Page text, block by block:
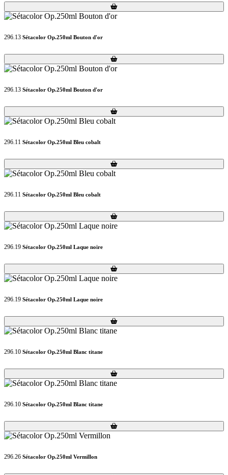
Loading...
Loading...
296.13 Sétacolor Op.250ml Bouton d'or
Loading...
Loading...
296.13 Sétacolor Op.250ml Bouton d'or
Loading...
Loading...
296.11 Sétacolor Op.250ml Bleu cobalt
Loading...
Loading...
296.11 Sétacolor Op.250ml Bleu cobalt
Loading...
Loading...
296.19 Sétacolor Op.250ml Laque noire
Loading...
Loading...
296.19 Sétacolor Op.250ml Laque noire
Loading...
Loading...
296.10 Sétacolor Op.250ml Blanc titane
Loading...
Loading...
296.10 Sétacolor Op.250ml Blanc titane
Loading...
Loading...
296.26 Sétacolor Op.250ml Vermillon